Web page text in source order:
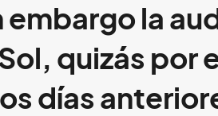
la
quizás por
días